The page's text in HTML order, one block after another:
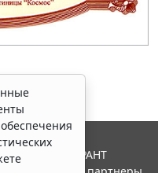
Система ГАРАНТ